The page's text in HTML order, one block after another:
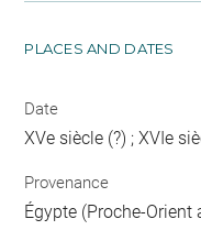
PLACES AND DATES
Date
XVe siècle (?) ; XVIe
Provenance
Égypte (Proche-Orient